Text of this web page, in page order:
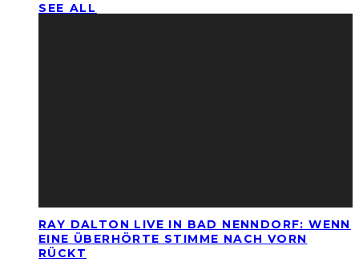
SEE ALL
RAY DALTON LIVE IN BAD NENNDORF: WENN
EINE ÜBERHÖRTE STIMME NACH VORN
RÜCKT